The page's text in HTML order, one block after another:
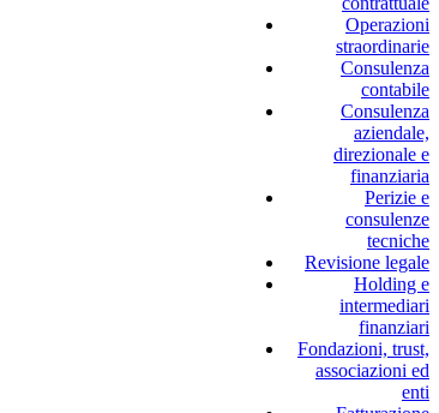
Operazioni
straordinarie
Consulenza
contabile
Consulenza
aziendale,
direzionale e
finanziaria
Perizie e
consulenze
tecniche
Revisione legale
Holding e
intermediari
finanziari
Fondazioni, trust,
associazioni ed
enti